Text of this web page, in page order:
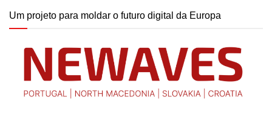
Um projeto para moldar o futuro digital da Europa